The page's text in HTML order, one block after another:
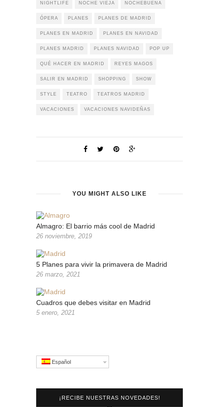
NIGHTLIFE NOCHE VIEJA NOCHEBUENA
ÓPERA PLANES PLANES DE MADRID
PLANES EN MADRID PLANES EN NAVIDAD
PLANES MADRID PLANES NAVIDAD POP UP
QUÉ HACER EN MADRID REYES MAGOS
SALIR EN MADRID SHOPPING SHOW
STYLE TEATRO TEATROS MADRID
VACACIONES VACACIONES NAVIDEÑAS
YOU MIGHT ALSO LIKE
Almagro: El barrio más cool de Madrid
26 noviembre, 2019
5 Planes para vivir la primavera de Madrid
26 marzo, 2021
Cuadros que debes visitar en Madrid
5 enero, 2021
Español
¡RECIBE NUESTRAS NOVEDADES!